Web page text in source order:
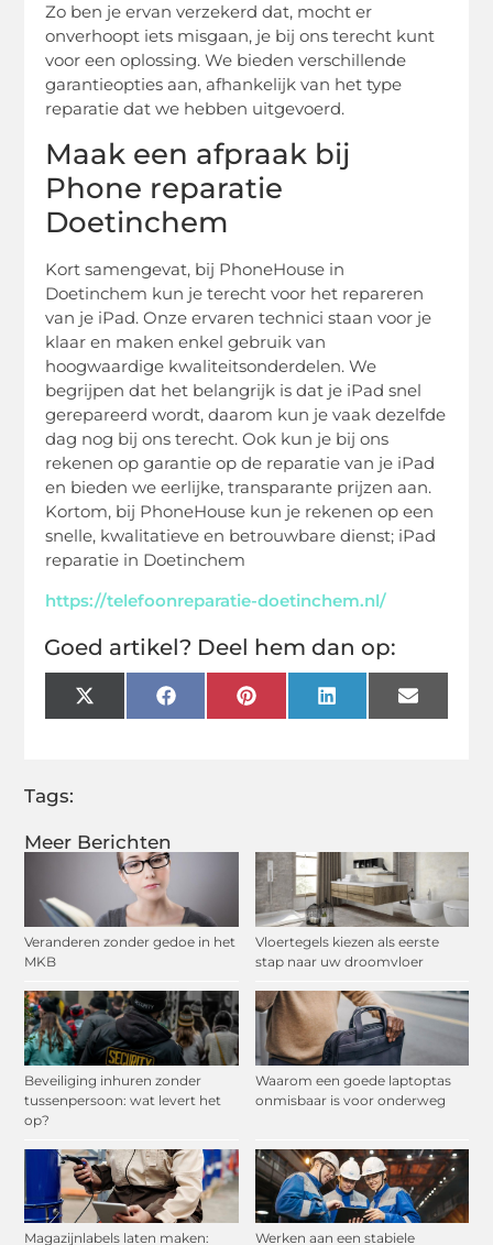
Meer Berichten
Veranderen zonder gedoe in het
MKB
Vloertegels kiezen als eerste
stap naar uw droomvloer
Beveiliging inhuren zonder
tussenpersoon: wat levert het
op?
Waarom een goede laptoptas
onmisbaar is voor onderweg
Magazijnlabels laten maken: Werken aan een stabiele
Zo ben je ervan verzekerd dat, mocht er
onverhoopt iets misgaan, je bij ons terecht kunt
voor een oplossing. We bieden verschillende
garantieopties aan, afhankelijk van het type
reparatie dat we hebben uitgevoerd.
Maak een afpraak bij
Phone reparatie
Doetinchem
Kort samengevat, bij PhoneHouse in
Doetinchem kun je terecht voor het repareren
van je iPad. Onze ervaren technici staan voor je
klaar en maken enkel gebruik van
hoogwaardige kwaliteitsonderdelen. We
begrijpen dat het belangrijk is dat je iPad snel
gerepareerd wordt, daarom kun je vaak dezelfde
dag nog bij ons terecht. Ook kun je bij ons
rekenen op garantie op de reparatie van je iPad
en bieden we eerlijke, transparante prijzen aan.
Kortom, bij PhoneHouse kun je rekenen op een
snelle, kwalitatieve en betrouwbare dienst; iPad
reparatie in Doetinchem
https://telefoonreparatie-doetinchem.nl/
Goed artikel? Deel hem dan op:
X
(Twitter)
FacebookPinterestLinkedInEmail
Tags: